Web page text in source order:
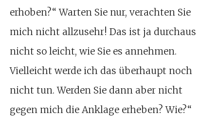
erhoben?“ Warten Sie nur, verachten Sie
mich nicht allzusehr! Das ist ja durchaus
nicht so leicht, wie Sie es annehmen.
Vielleicht werde ich das überhaupt noch
nicht tun. Werden Sie dann aber nicht
gegen mich die Anklage erheben? Wie?“